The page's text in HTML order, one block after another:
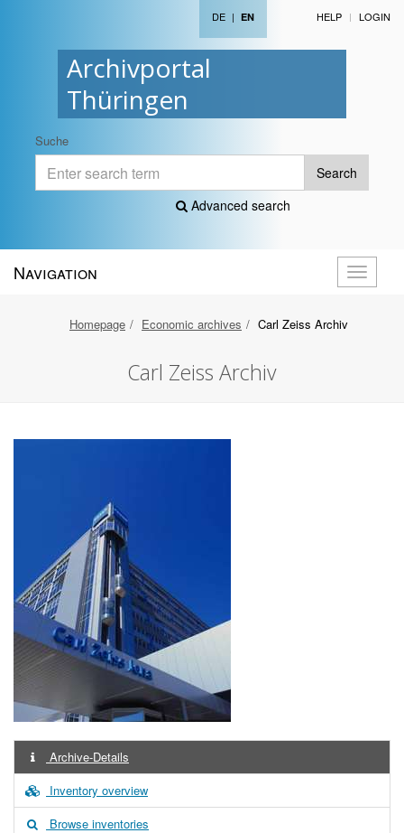
Archivportal
Thüringen
DE | EN HELP LOGIN
Suche
Search
Advanced search
Toggle
Navigation
Homepage Economic archives Carl Zeiss Archiv
Carl Zeiss Archiv
Archive-Details
Inventory overview
Browse inventories